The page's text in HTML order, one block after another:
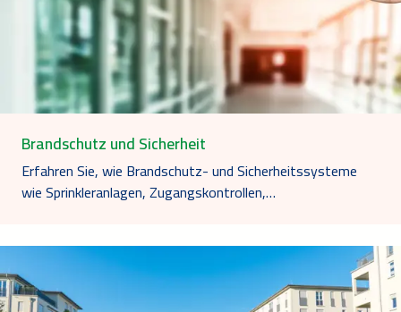
Brandschutz und Sicherheit
Erfahren Sie, wie Brandschutz- und Sicherheitssysteme
wie Sprinkleranlagen, Zugangskontrollen,…